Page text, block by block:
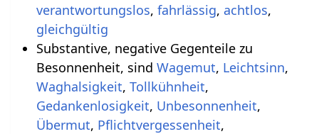
verantwortungslos, fahrlässig, achtlos,
gleichgültig
Substantive, negative Gegenteile zu
Besonnenheit, sind Wagemut, Leichtsinn,
Waghalsigkeit, Tollkühnheit,
Gedankenlosigkeit, Unbesonnenheit,
Übermut, Pflichtvergessenheit,